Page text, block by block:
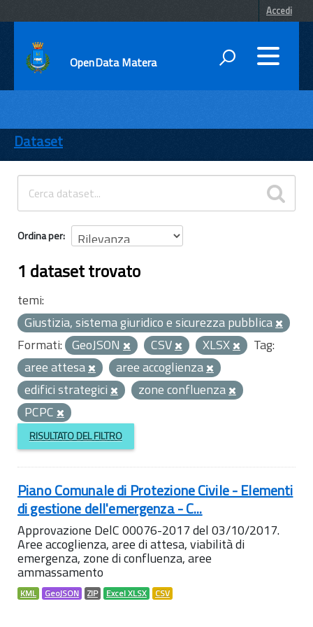
Accedi
OpenData Matera
ENTI
TEMI
INFORMAZIONI
Dataset
Ordina per
1 dataset trovato
temi:
Giustizia, sistema giuridico e sicurezza pubblica
Formati: GeoJSON CSV XLSX
Tag:
aree attesa
aree accoglienza
edifici strategici
zone confluenza
PCPC
RISULTATO DEL FILTRO
Piano Comunale di Protezione Civile - Elementi
di gestione dell'emergenza - C...
Approvazione DelC 00076-2017 del 03/10/2017.
Aree accoglienza, aree di attesa, viabilità di
emergenza, zone di confluenza, aree
ammassamento
KML GeoJSON ZIP Excel XLSX CSV